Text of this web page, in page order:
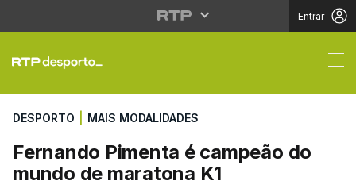
Entrar
Fernando Pimenta é
DESPORTO MAIS MODALIDADES
Fernando Pimenta é campeão do
mundo de maratona K1